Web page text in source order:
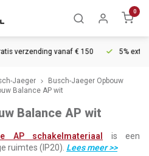
0
vanaf € 150 5% extra korting
Jaeger
Busch-Jaeger Opbouw
Balance AP wit
Balance AP wit
AP schakelmateriaal
is een
ruimtes (IP20). Lees meer>>